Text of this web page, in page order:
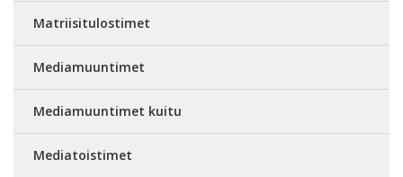
Matriisitulostimet
Mediamuuntimet
Mediamuuntimet kuitu
Mediatoistimet